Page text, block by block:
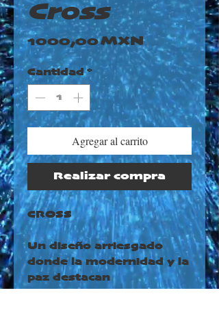
Cross
1000,00 MXNPrecio
Cantidad *
Agregar al carrito
Realizar compra
CROSS
Un diseño arriesgado
donde la modernidad y la
paz destacan